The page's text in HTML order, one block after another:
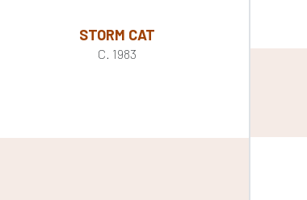
STORM CAT
C. 1983